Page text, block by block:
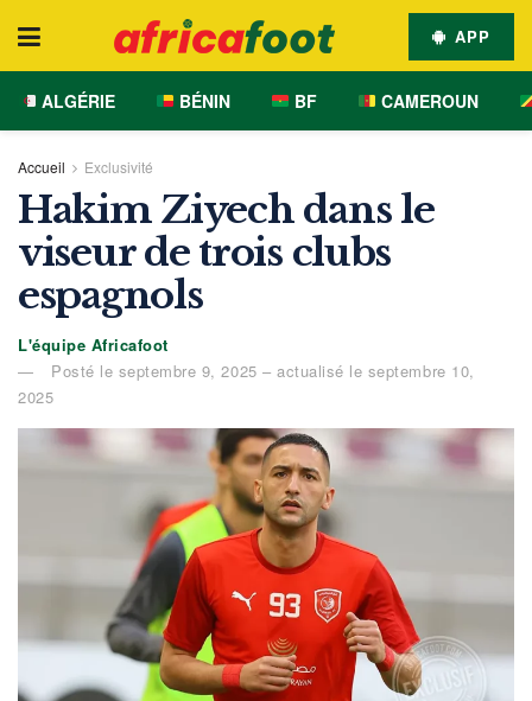
APP
ALGÉRIE BÉNIN BF CAMEROUN
Accueil Exclusivité
Hakim Ziyech dans le
viseur de trois clubs
espagnols
L'équipe Africafoot
Posté le septembre 9, 2025 – actualisé le septembre 10,
2025